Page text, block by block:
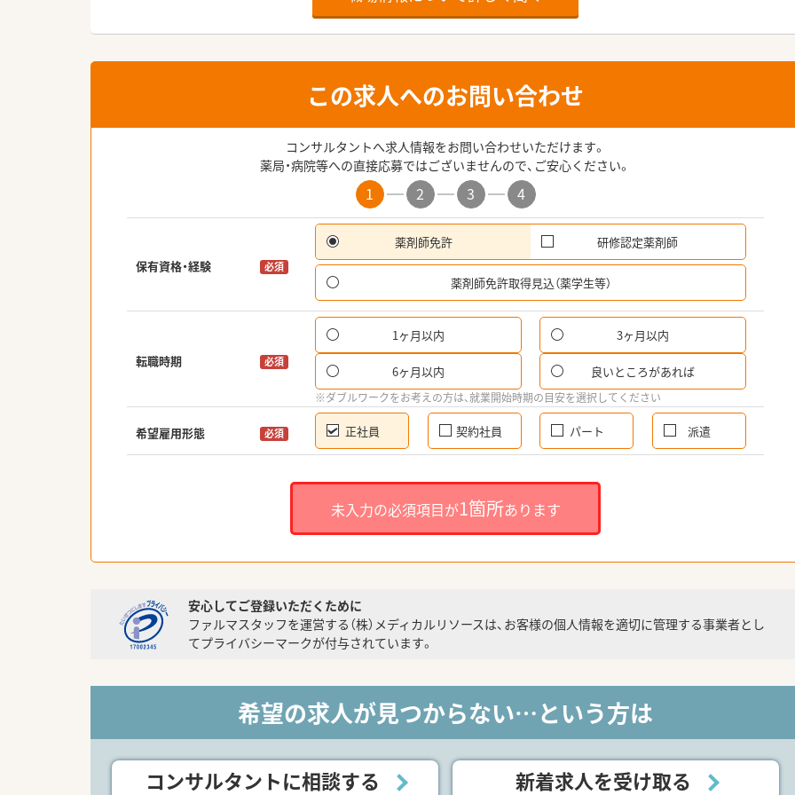
この求人へのお問い合わせ
コンサルタントへ求人情報をお問い合わせいただけます。
薬局・病院等への直接応募ではございませんので、ご安心ください。
1 2 3 4
保有資格・経験 必須
薬剤師免許 研修認定薬剤師
薬剤師免許取得見込（薬学生等）
転職時期 必須
1ヶ月以内 3ヶ月以内
6ヶ月以内 良いところがあれば
※ダブルワークをお考えの方は、就業開始時期の目安を選択してください
希望雇用形態 必須 正社員 契約社員 パート 派遣
未入力の必須項目が1箇所あります
安心してご登録いただくために
ファルマスタッフを運営する（株）メディカルリソースは、お客様の個人情報を適切に管理する事業者とし
てプライバシーマークが付与されています。
希望の求人が見つからない…という方は
コンサルタントに相談する 新着求人を受け取る